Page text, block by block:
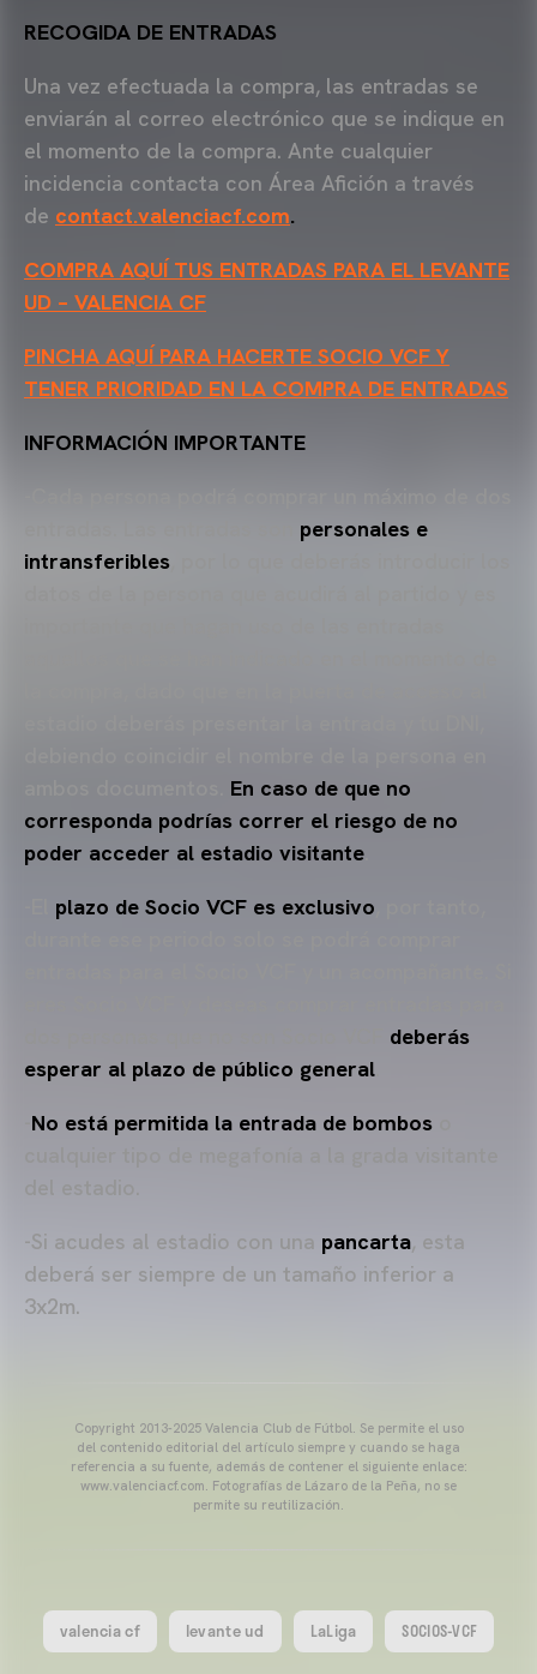
RECOGIDA DE ENTRADAS
Una vez efectuada la compra, las entradas se
enviarán al correo electrónico que se indique en
el momento de la compra. Ante cualquier
incidencia contacta con Área Afición a través
de contact.valenciacf.com.
COMPRA AQUÍ TUS ENTRADAS PARA EL LEVANTE
UD – VALENCIA CF
PINCHA AQUÍ PARA HACERTE SOCIO VCF Y
TENER PRIORIDAD EN LA COMPRA DE ENTRADAS
INFORMACIÓN IMPORTANTE
personales e
intransferibles
En caso de que no
corresponda podrías correr el riesgo de no
poder acceder al estadio visitante
plazo de Socio VCF es exclusivo
deberás
esperar al plazo de público general
No está permitida la entrada de bombos
-Si acudes al estadio con una pancarta, esta
deberá ser siempre de un tamaño inferior a
3x2m.
Copyright 2013-2025 Valencia Club de Fútbol. Se permite el uso
del contenido editorial del artículo siempre y cuando se haga
referencia a su fuente, además de contener el siguiente enlace:
www.valenciacf.com. Fotografías de Lázaro de la Peña, no se
permite su reutilización.
valencia cf levante ud LaLiga SOCIOS-VCF